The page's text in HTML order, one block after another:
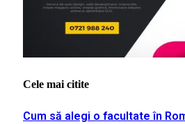
Cele mai citite
Cum să alegi o facultate în